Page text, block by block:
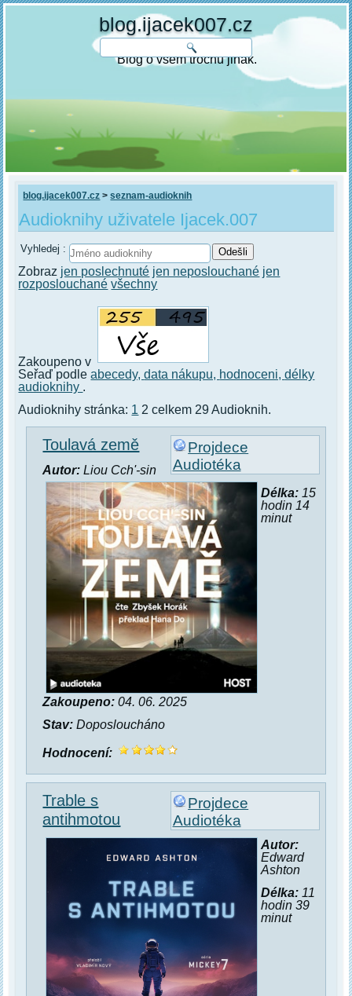
blog.ijacek007.cz
Blog o všem trochu jinak.
blog.ijacek007.cz >seznam-audioknih
Audioknihy uživatele Ijacek.007
Vyhledej :
Zobraz jen poslechnuté jen neposlouchané jen
rozposlouchané všechny
Zakoupeno v
Seřaď podleabecedy,data nákupu, hodnoceni,délky
audioknihy .
Audioknihy stránka: 1 2 celkem 29 Audioknih.
Projdece
Audiotéka
Toulavá země
Autor: Liou Cch'-sin
Délka:15
hodin 14
minut
Zakoupeno: 04. 06. 2025
Stav: Doposloucháno
Hodnocení:
Projdece
Audiotéka
Trable s
antihmotou
Autor:
Edward
Ashton
Délka:11
hodin 39
minut